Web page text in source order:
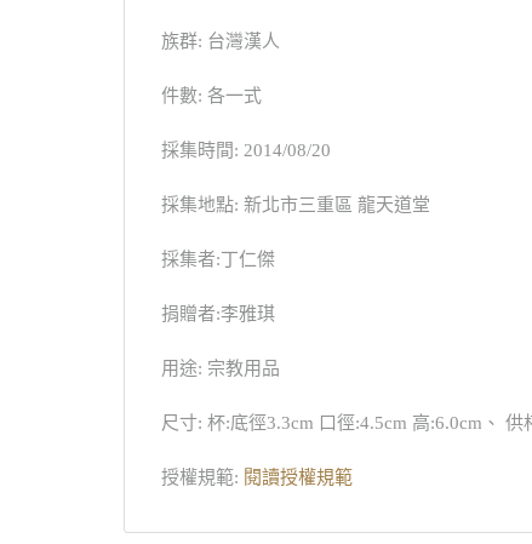
族群: 台灣漢人
件數: 各一式
採集時間: 2014/08/20
採集地點: 新北市三重區 龍天道堂
採集者:丁仁傑
捐贈者:李雅琪
用途: 宗教用品
尺寸: 杯:底徑3.3cm 口徑:4.5cm 高:6.0cm、 供
授權規範: 閱讀授權規範